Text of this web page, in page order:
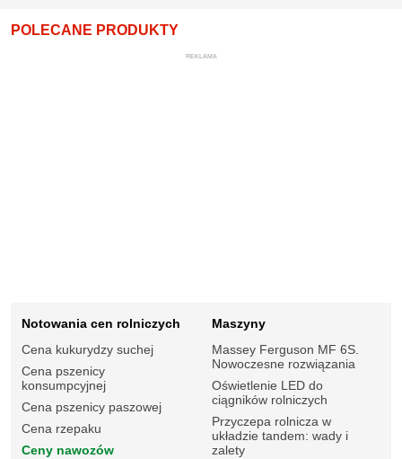
POLECANE PRODUKTY
REKLAMA
Notowania cen rolniczych
Cena kukurydzy suchej
Cena pszenicy
konsumpcyjnej
Cena pszenicy paszowej
Cena rzepaku
Ceny nawozów
Maszyny
Massey Ferguson MF 6S.
Nowoczesne rozwiązania
Oświetlenie LED do
ciągników rolniczych
Przyczepa rolnicza w
układzie tandem: wady i
zalety